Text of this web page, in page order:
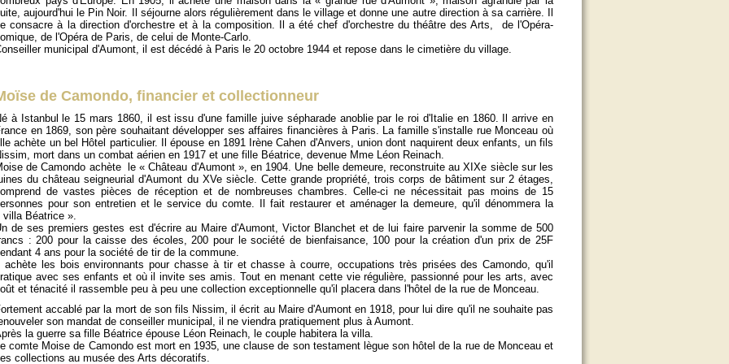
aujourd'hui le Pin Noir. Il séjourne alors régulièrement dans le village et donne une autre direction à sa carrière. Il
consacre à la direction d'orchestre et à la composition. Il a été chef d'orchestre du théâtre des Arts, de l'Opéra-
de l'Opéra de Paris, de celui de Monte-Carlo.
municipal d'Aumont, il est décédé à Paris le 20 octobre 1944 et repose dans le cimetière du village.
de Camondo, financier et collectionneur
à Istanbul le 15 mars 1860, il est issu d'une famille juive sépharade anoblie par le roi d'Italie en 1860. Il arrive en
en 1869, son père souhaitant développer ses affaires financières à Paris. La famille s'installe rue Monceau où
achète un bel Hôtel particulier. Il épouse en 1891 Irène Cahen d'Anvers, union dont naquirent deux enfants, un fils
mort dans un combat aérien en 1917 et une fille Béatrice, devenue Mme Léon Reinach.
de Camondo achète le « Château d'Aumont », en 1904. Une belle demeure, reconstruite au XIXe siècle sur les
du château seigneurial d'Aumont du XVe siècle. Cette grande propriété, trois corps de bâtiment sur 2 étages,
de vastes pièces de réception et de nombreuses chambres. Celle-ci ne nécessitait pas moins de 15
pour son entretien et le service du comte. Il fait restaurer et aménager la demeure, qu'il dénommera la
villa Béatrice ».
de ses premiers gestes est d'écrire au Maire d'Aumont, Victor Blanchet et de lui faire parvenir la somme de 500
: 200 pour la caisse des écoles, 200 pour le société de bienfaisance, 100 pour la création d'un prix de 25F
4 ans pour la société de tir de la commune.
achète les bois environnants pour chasse à tir et chasse à courre, occupations très prisées des Camondo, qu'il
avec ses enfants et où il invite ses amis. Tout en menant cette vie régulière, passionné pour les arts, avec
et ténacité il rassemble peu à peu une collection exceptionnelle qu'il placera dans l'hôtel de la rue de Monceau.
accablé par la mort de son fils Nissim, il écrit au Maire d'Aumont en 1918, pour lui dire qu'il ne souhaite pas
son mandat de conseiller municipal, il ne viendra pratiquement plus à Aumont.
la guerre sa fille Béatrice épouse Léon Reinach, le couple habitera la villa.
comte Moise de Camondo est mort en 1935, une clause de son testament lègue son hôtel de la rue de Monceau et
collections au musée des Arts décoratifs.